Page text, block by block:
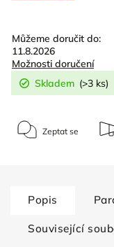
Můžeme doručit do:
11.8.2026
Možnosti doručení
Skladem (>3 ks)
Zeptat se
Popis
Související